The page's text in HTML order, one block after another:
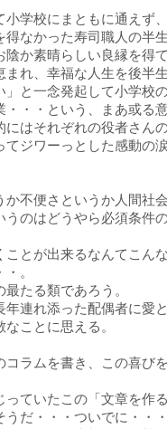
小学校にまともに通えず
得なかった寿司職人の半
陰か素晴らしい良縁を得
まれ、幸福な人生を後半
」と一念発起して小学校
・・・という、まあ或る
にはそれぞれの役者さん
てジワーっとした感動の
か不便さというか人間社
うのはどうやら必須条件
ことが出来るなんてこん
。
最たる類であろう。
年連れ添った配偶者に愛
ことに思える。
コラムを書き、この喜び
っていたこの「文章を作
うだ・・・ついでに・・